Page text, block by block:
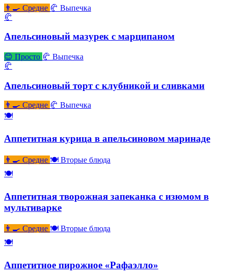
👨‍🍳 Средне 🥐 Выпечка
🥐
Апельсиновый мазурек с марципаном
😊 Просто 🥐 Выпечка
🥐
Апельсиновый торт с клубникой и сливками
👨‍🍳 Средне 🥐 Выпечка
🍽
Аппетитная курица в апельсиновом маринаде
👨‍🍳 Средне 🍽 Вторые блюда
🍽
Аппетитная творожная запеканка с изюмом в
мультиварке
👨‍🍳 Средне 🍽 Вторые блюда
🍽
Аппетитное пирожное «Рафаэлло»